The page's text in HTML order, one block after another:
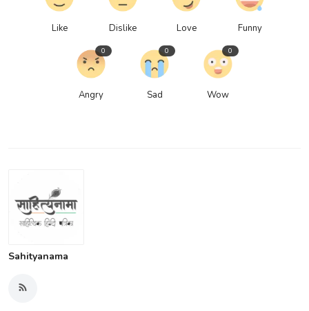
Like Dislike Love Funny
Angry
0
Sad
0
Wow
0
Sahityanama